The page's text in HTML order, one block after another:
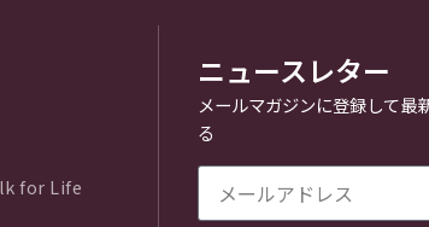
for Life
ニュースレター
メールマガジンに登録して最
る